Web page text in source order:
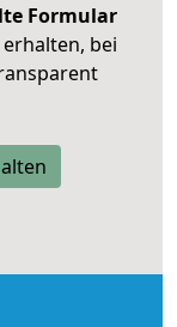
Formular
bei